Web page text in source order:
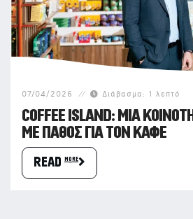
07/04/2026 Διάβασμα: 1 λεπτό
COFFEE ISLAND: ΜΙΑ
ΜΕ ΠΆΘΟΣ ΓΙΑ ΤΟΝ ΚΑΦΈ
READ more